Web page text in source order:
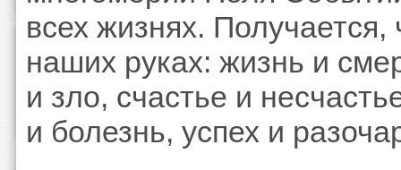
всех жизнях. Получается,
наших руках: жизнь и
и зло, счастье и
и болезнь, успех и